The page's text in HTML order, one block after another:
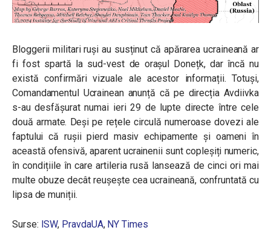
Bloggerii militari ruși au susținut că apărarea ucraineană ar
fi fost spartă la sud-vest de orașul Donețk, dar încă nu
există confirmări vizuale ale acestor informații. Totuși,
Comandamentul Ucrainean anunță că pe direcția Avdiivka
s-au desfășurat numai ieri 29 de lupte directe între cele
două armate. Deși pe rețele circulă numeroase dovezi ale
faptului că rușii pierd masiv echipamente și oameni în
această ofensivă, aparent ucrainenii sunt copleșiți numeric,
în condițiile în care artileria rusă lansează de cinci ori mai
multe obuze decât reușește cea ucraineană, confruntată cu
lipsa de muniții.
Surse: ISW, PravdaUA, NY Times